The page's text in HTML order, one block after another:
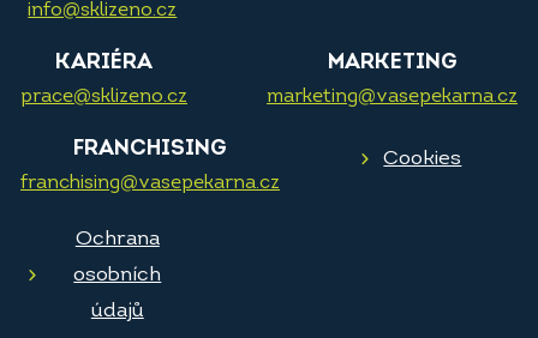
info@sklizeno.cz
KARIÉRA
prace@sklizeno.cz
MARKETING
marketing@vasepekarna.cz
FRANCHISING
franchising@vasepekarna.cz
Cookies
Ochrana
osobních
údajů